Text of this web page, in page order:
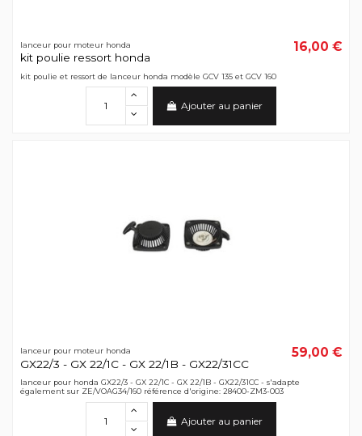
lanceur pour moteur honda
kit poulie ressort honda
16,00 €
kit poulie et ressort de lanceur honda modèle GCV 135 et GCV 160
Ajouter au panier
lanceur pour moteur honda
GX22/3 - GX 22/1C - GX 22/1B - GX22/31CC
59,00 €
lanceur pour honda GX22/3 - GX 22/1C - GX 22/1B - GX22/31CC - s'adapte
également sur ZE/VOAG34/160 référence d'origine: 28400-ZM3-003
Ajouter au panier